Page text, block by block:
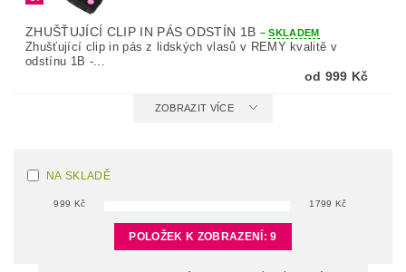
ZHUŠŤUJÍCÍ CLIP IN PÁS ODSTÍN 1B –SKLADEM
Zhušťující clip in pás z lidských vlasů v REMY kvalitě v
odstínu 1B -...
od 999 Kč
ZOBRAZIT VÍCE
NA SKLADĚ
999 Kč 1799 Kč
POLOŽEK K ZOBRAZENÍ:9